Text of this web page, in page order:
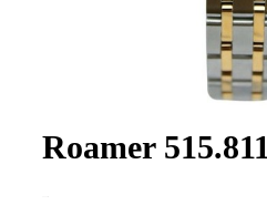
Roamer